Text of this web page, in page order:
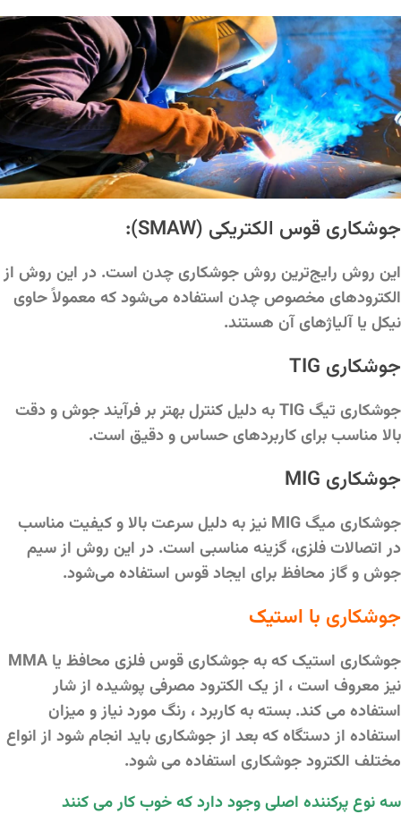
جوشکاری قوس الکتریکی (SMAW):
این روش رایج‌ترین روش جوشکاری چدن است. در این روش از
الکترودهای مخصوص چدن استفاده می‌شود که معمولاً حاوی
نیکل یا آلیاژهای آن هستند.
جوشکاری TIG
جوشکاری تیگ TIG به دلیل کنترل بهتر بر فرآیند جوش و دقت
بالا مناسب برای کاربردهای حساس و دقیق است.
جوشکاری MIG
جوشکاری میگ MIG نیز به دلیل سرعت بالا و کیفیت مناسب
در اتصالات فلزی، گزینه مناسبی است. در این روش از سیم
جوش و گاز محافظ برای ایجاد قوس استفاده می‌شود.
جوشکاری با استیک
جوشکاری استیک که به جوشکاری قوس فلزی محافظ یا MMA
نیز معروف است ، از یک الکترود مصرفی پوشیده از شار
استفاده می کند. بسته به کاربرد ، رنگ مورد نیاز و میزان
استفاده از دستگاه که بعد از جوشکاری باید انجام شود از انواع
مختلف الکترود جوشکاری استفاده می شود.
سه نوع پرکننده اصلی وجود دارد که خوب کار می کنند